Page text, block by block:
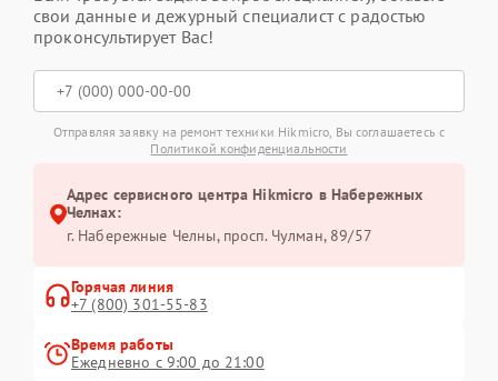
свои данные и дежурный специалист с радостью
проконсультирует Вас!
Отправляя заявку на ремонт техники Hikmicro, Вы соглашаетесь с
Политикой конфиденциальности
Адрес сервисного центра Hikmicro в Набережных
Челнах:
г. Набережные Челны, просп. Чулман, 89/57
Горячая линия
+7 (800) 301-55-83
Время работы
Ежедневно с 9:00 до 21:00